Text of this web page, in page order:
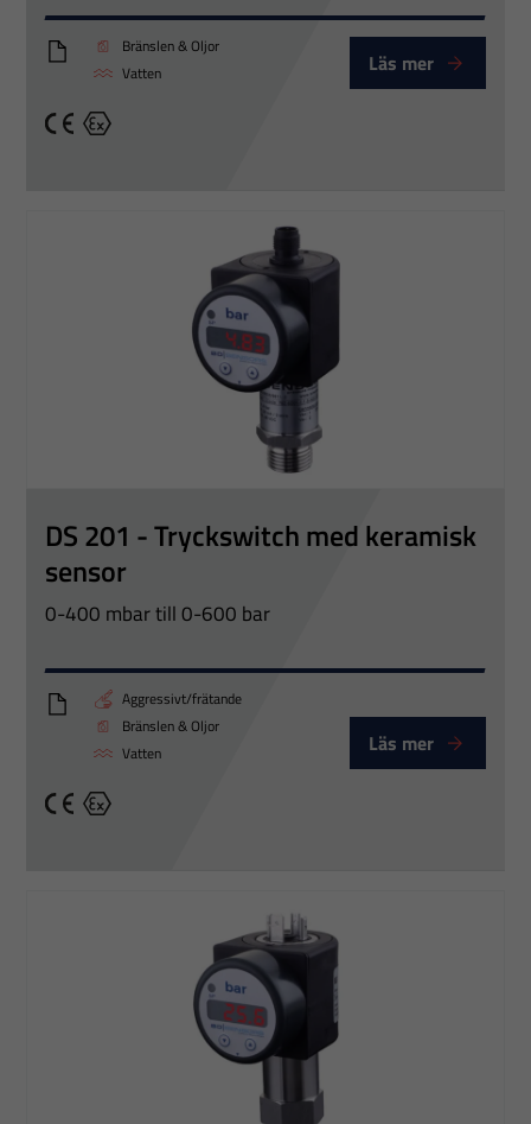
DS200_Eng
Bränslen & Oljor
Vatten
Läs mer
CE Ex
DS 201 - Tryckswitch med keramisk
sensor
0-400 mbar till 0-600 bar
DS201
Aggressivt/frätande
Bränslen & Oljor
Vatten
Läs mer
CE Ex